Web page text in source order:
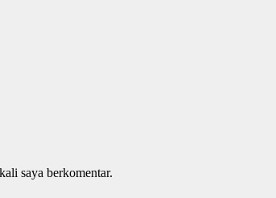
saya berkomentar.